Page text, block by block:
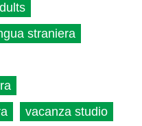
straniera
vacanza studio